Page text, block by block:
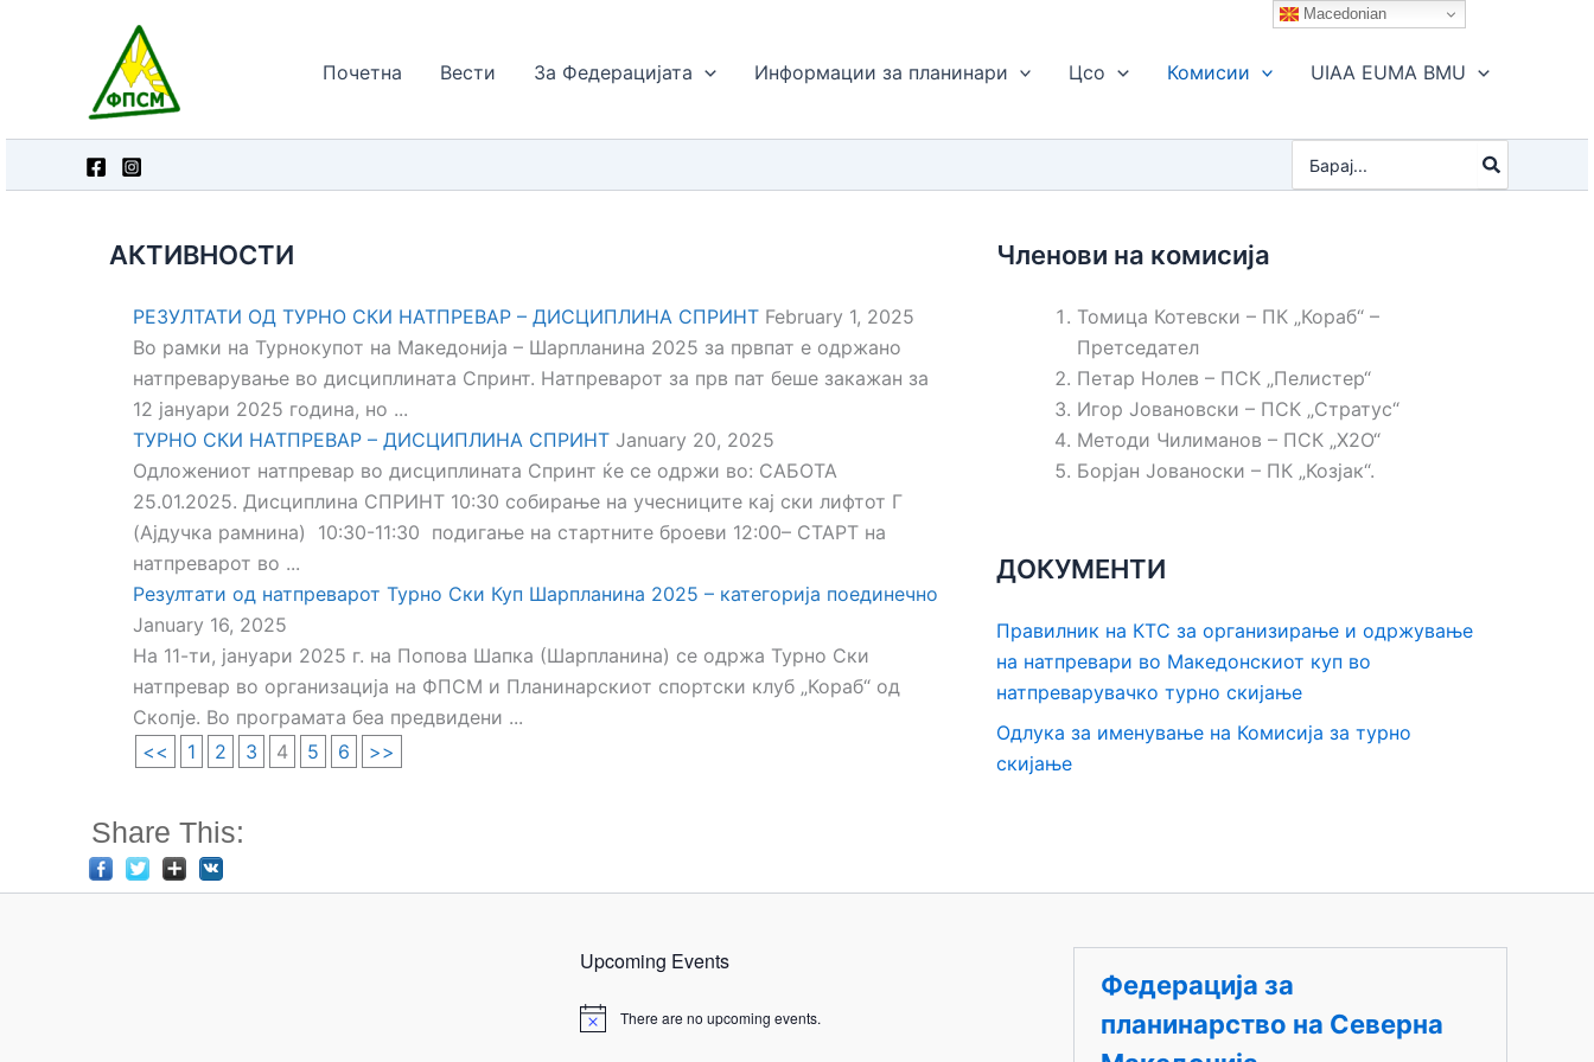
Почетна Вести За Федерацијата Информации за планинари Цсо Комисии UIAA EUMA BMU
for:
АКТИВНОСТИ
РЕЗУЛТАТИ ОД ТУРНО СКИ НАТПРЕВАР – ДИСЦИПЛИНА СПРИНТ February 1, 2025
Во рамки на Турнокупот на Македонија – Шарпланина 2025 за првпат е одржано
натпреварување во дисциплината Спринт. Натпреварот за прв пат беше закажан за
12 јануари 2025 година, но ...
ТУРНО СКИ НАТПРЕВАР – ДИСЦИПЛИНА СПРИНТ January 20, 2025
Одложениот натпревар во дисциплината Спринт ќе се одржи во: САБОТА
25.01.2025. Дисциплина СПРИНТ 10:30 собирање на учесниците кај ски лифтот Г
(Ајдучка рамнина) 10:30-11:30 подигање на стартните броеви 12:00– СТАРТ на
натпреварот во ...
Резултати од натпреварот Турно Ски Куп Шарпланина 2025 – категорија поединечно
January 16, 2025
На 11-ти, јануари 2025 г. на Попова Шапка (Шарпланина) се одржа Турно Ски
натпревар во организација на ФПСМ и Планинарскиот спортски клуб „Кораб“ од
Скопје. Во програмата беа предвидени ...
<<
1 2 3 4 5 6 >>
Членови на комисија
Томица Котевски – ПК „Кораб“ –
Претседател
Петар Нолев – ПСК „Пелистер“
Игор Јовановски – ПСК „Стратус“
Методи Чилиманов – ПСК „Х2О“
Борјан Јованоски – ПК „Козјак“.
ДОКУМЕНТИ
Правилник на КТС за организирање и одржување
на натпревари во Македонскиот куп во
натпреварувачко турно скијање
Одлука за именување на Комисија за турно
скијање
Share This:
Upcoming Events
N
There are no upcoming events.
Федерација за
планинарство на Северна
Macedonian